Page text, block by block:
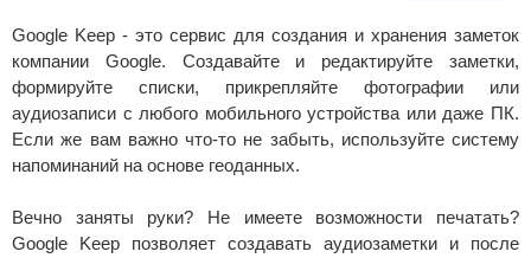
Google Keep - это сервис для создания и хранения заметок
компании Google. Создавайте и редактируйте заметки,
формируйте списки, прикрепляйте фотографии или
аудиозаписи с любого мобильного устройства или даже ПК.
Если же вам важно что-то не забыть, используйте систему
напоминаний на основе геоданных.
Вечно заняты руки? Не имеете возможности печатать?
Google Keep позволяет создавать аудиозаметки и после